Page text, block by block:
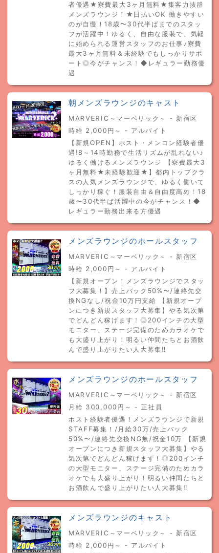
者優遇★寮費最大3ヶ月無料★集客力抜群
メンズラウンジ！★日払いOK 働きやすい
のが自慢！18歳〜30代半ばまでのスタッ
フが活躍中！ゆるく、自由な服装で、気軽
に始められる運営スタッフのお仕事♪寮費
最大3ヶ月無料＆未経験でもしっかりサポ
ート◎今がチャンス！◆レギュラー勤務優
遇
朝メンズラウンジのキャスト
MARVERIC～マーベリック～ - 新宿区
時給 2,000円～ - アルバイト
【新規OPEN】ホスト・メンコン経験者優
遇!8～14時勤務で生活リズムが乱れない♪
ゆるく働けるメンズラウンジ 【寮費最大3
ヶ月無料★未経験歓迎★】都内トップクラ
スの人気メンズラウンジで、ゆるく働いて
しっかり稼ぐ！服装自由＆自由度高め！18
歳〜30代半ば活躍中の今がチャンス！◆
レギュラー勤務出来る方優遇
メンズラウンジのホールスタッフ
MARVERIC～マーベリック～ - 新宿区
時給 2,000円～ - アルバイト
【新規オープン！メンズラウンジでスタッ
フ大募集！】売上バック50%〜/連絡先交
換NGなし/祝金10万円支給 【新規オープ
ンにつき新規スタッフ大募集】やる気次第
でどんどん稼げます！◎200インチの大型
モニター、ステージ完備のためカラオケで
も大盛り上がり！明るい仲間たちとお酒飲
んで盛り上がりたい人大募集‼︎
メンズラウンジのホールスタッフ
MARVERIC～マーベリック～ - 新宿区
月給 300,000円～ - 正社員
ホスト経験者優遇！メンズラウンジで新規
STAFF募集！/月給30万/売上バック
50%〜/連絡先交換NG無/祝金10万 【新規
オープンにつき新規スタッフ大募集】やる
気次第でどんどん稼げます！◎200インチ
の大型モニター、ステージ完備のためカラ
オケでも大盛り上がり！明るい仲間たちと
お酒飲んで盛り上がりたい人大募集‼︎
メンズラウンジのキャスト
MARVERIC～マーベリック～ - 新宿区
時給 2,000円～ - アルバイト